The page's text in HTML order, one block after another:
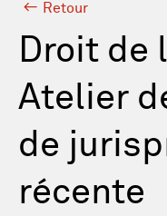
Retour
Droit de
Atelier
de
récente